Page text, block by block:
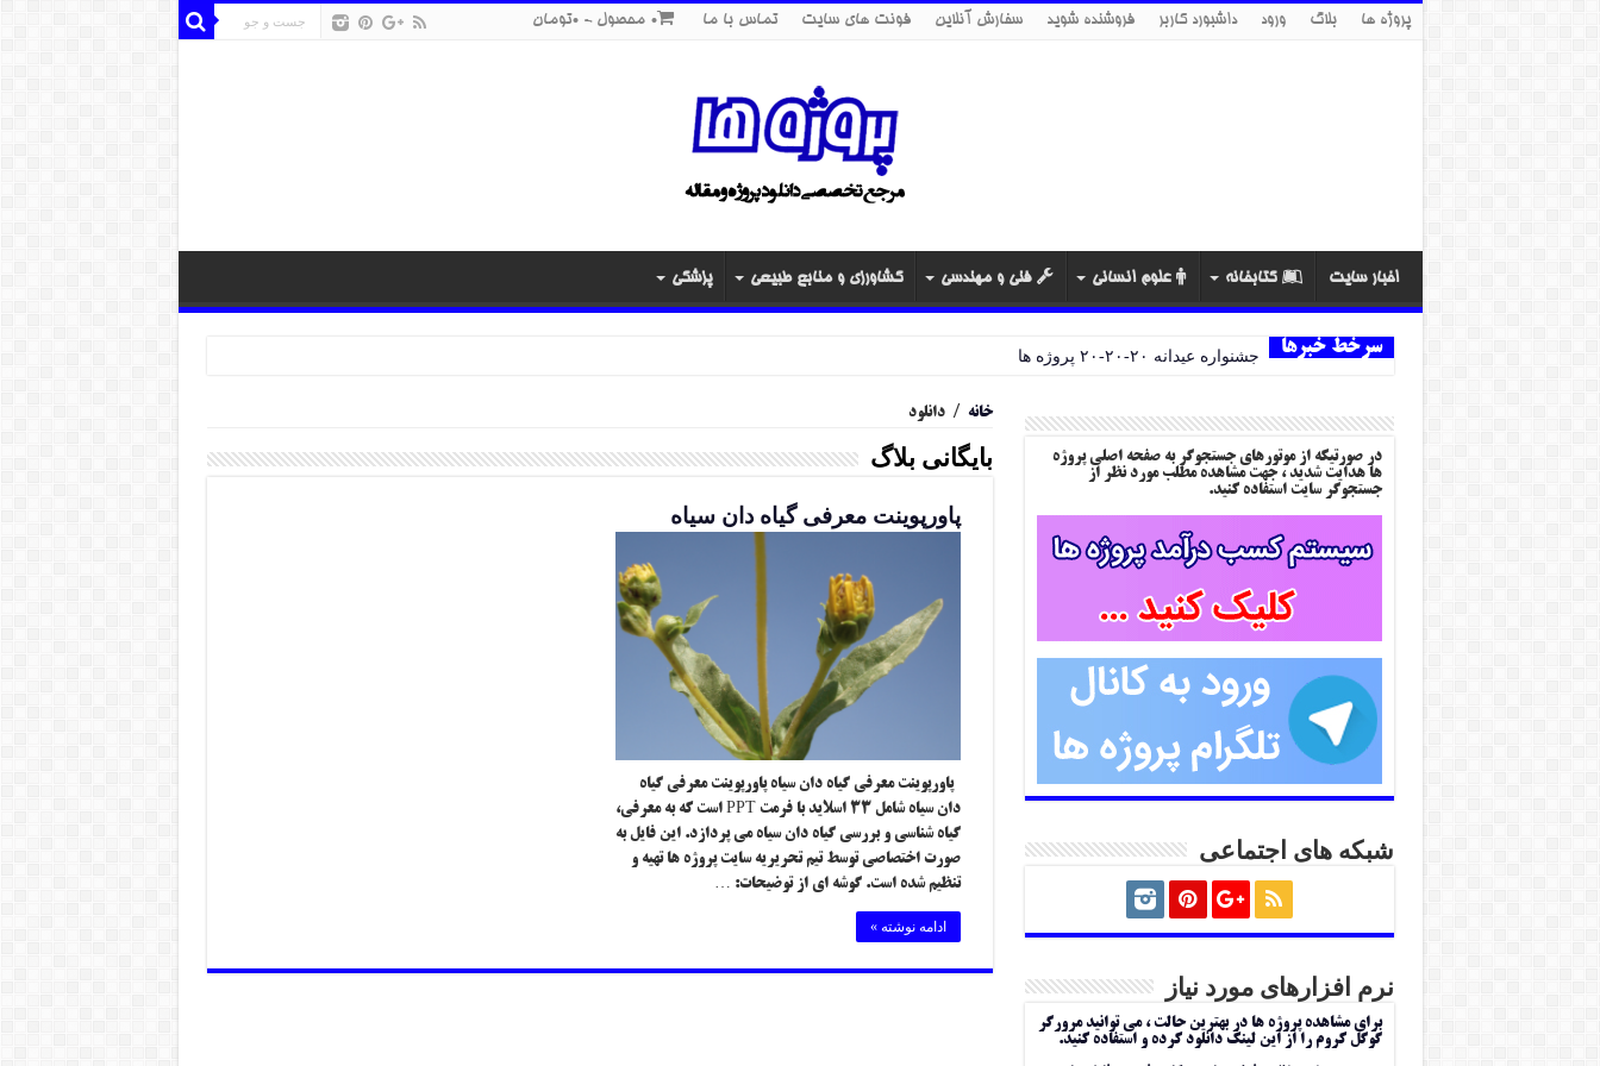
پروژه ها بلاگ ورود داشبورد کاربر فروشنده شوید سفارش آنلاین فونت های سایت تماس با ما 0 محصول 0تومان
اخبار سایت کتابخانه علوم انسانی فنی و مهندسی کشاورزی و منابع طبیعی پزشکی
سرخط خبرها جشنواره عیدانه ۲۰-۲۰-۲۰ پروژه ها
خانه / دانلود
بایگانی بلاگ
پاورپوینت معرفی گیاه دان سیاه
پاورپوینت معرفی گیاه دان سیاه پاورپوینت معرفی گیاه
دان سیاه شامل ۳۳ اسلاید با فرمت PPT است که به معرفی،
گیاه شناسی و بررسی گیاه دان سیاه می پردازد. این فایل به
صورت اختصاصی توسط تیم تحریریه سایت پروژه ها تهیه و
تنظیم شده است. گوشه ای از توضیحات: …
ادامه نوشته »
در صورتیکه از موتورهای جستجوگر به صفحه اصلی پروژه
ها هدایت شدید ، جهت مشاهده مطلب مورد نظر از
جستجوگر سایت استفاده کنید.
شبکه های اجتماعی
نرم افزارهای مورد نیاز
برای مشاهده پروژه ها در بهترین حالت ، می توانید مرورگر
گوگل کروم را از این لینک دانلود کرده و استفاده کنید.